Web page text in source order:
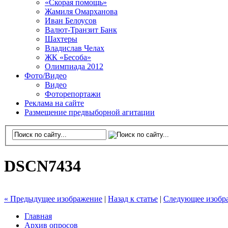
«Скорая помощь»
Жамиля Омарханова
Иван Белоусов
Валют-Транзит Банк
Шахтеры
Владислав Челах
ЖК «Бесоба»
Олимпиада 2012
Фото/Видео
Видео
Фоторепортажи
Реклама на сайте
Размещение предвыборной агитации
DSCN7434
« Предыдущее изображение Назад к статье
Следующее
Главная
Архив опросов